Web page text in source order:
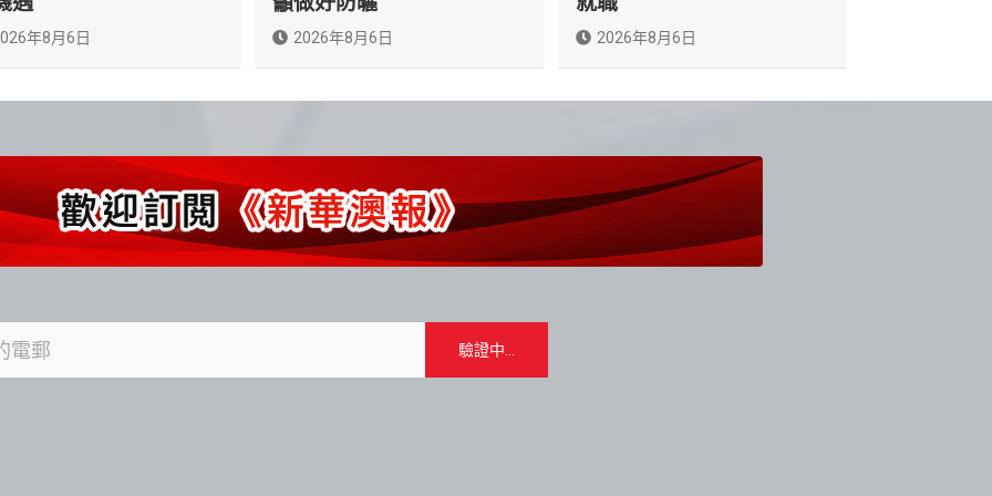
年8月6日 2026年8月6日 2026年8月6日